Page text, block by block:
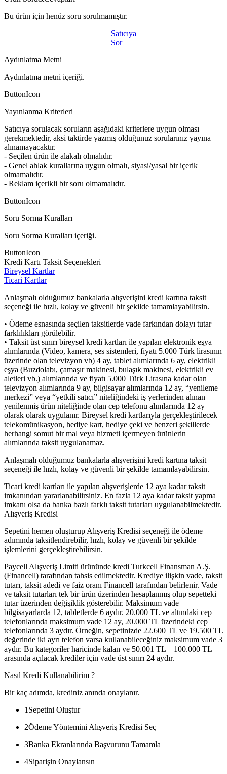
Bu ürün için henüz soru sorulmamıştır.
Satıcıya
Sor
Aydınlatma Metni
Aydınlatma metni içeriği.
ButtonIcon
Yayınlanma Kriterleri
Satıcıya sorulacak soruların aşağıdaki kriterlere uygun olması
gerekmektedir, aksi taktirde yazmış olduğunuz sorularınız yayına
alınamayacaktır.
- Seçilen ürün ile alakalı olmalıdır.
- Genel ahlak kurallarına uygun olmalı, siyasi/yasal bir içerik
olmamalıdır.
- Reklam içerikli bir soru olmamalıdır.
ButtonIcon
Soru Sorma Kuralları
Soru Sorma Kuralları içeriği.
ButtonIcon
Kredi Kartı Taksit Seçenekleri
Bireysel Kartlar
Ticari Kartlar
Anlaşmalı olduğumuz bankalarla alışverişini kredi kartına taksit
seçeneği ile hızlı, kolay ve güvenli bir şekilde tamamlayabilirsin.
• Ödeme esnasında seçilen taksitlerde vade farkından dolayı tutar
farklılıkları görülebilir.
• Taksit üst sınırı bireysel kredi kartları ile yapılan elektronik eşya
alımlarında (Video, kamera, ses sistemleri, fiyatı 5.000 Türk lirasının
üzerinde olan televizyon vb) 4 ay, tablet alımlarında 6 ay, elektrikli
eşya (Buzdolabı, çamaşır makinesi, bulaşık makinesi, elektrikli ev
aletleri vb.) alımlarında ve fiyatı 5.000 Türk Lirasına kadar olan
televizyon alımlarında 9 ay, bilgisayar alımlarında 12 ay, “yenileme
merkezi” veya “yetkili satıcı” niteliğindeki iş yerlerinden alınan
yenilenmiş ürün niteliğinde olan cep telefonu alımlarında 12 ay
olarak olarak uygulanır. Bireysel kredi kartlarıyla gerçekleştirilecek
telekomünikasyon, hediye kart, hediye çeki ve benzeri şekillerde
herhangi somut bir mal veya hizmeti içermeyen ürünlerin
alımlarında taksit uygulanamaz.
Anlaşmalı olduğumuz bankalarla alışverişini kredi kartına taksit
seçeneği ile hızlı, kolay ve güvenli bir şekilde tamamlayabilirsin.
Ticari kredi kartları ile yapılan alışverişlerde 12 aya kadar taksit
imkanından yararlanabilirsiniz. En fazla 12 aya kadar taksit yapma
imkanı olsa da banka bazlı farklı taksit tutarları uygulanabilmektedir.
Alışveriş Kredisi
Sepetini hemen oluşturup Alışveriş Kredisi seçeneği ile ödeme
adımında taksitlendirebilir, hızlı, kolay ve güvenli bir şekilde
işlemlerini gerçekleştirebilirsin.
Paycell Alışveriş Limiti ürününde kredi Turkcell Finansman A.Ş.
(Financell) tarafından tahsis edilmektedir. Krediye ilişkin vade, taksit
tutarı, taksit adedi ve faiz oranı Financell tarafından belirlenir. Vade
ve taksit tutarları tek bir ürün üzerinden hesaplanmış olup sepetteki
tutar üzerinden değişiklik gösterebilir. Maksimum vade
bilgisayarlarda 12, tabletlerde 6 aydır. 20.000 TL ve altındaki cep
telefonlarında maksimum vade 12 ay, 20.000 TL üzerindeki cep
telefonlarında 3 aydır. Örneğin, sepetinizde 22.600 TL ve 19.500 TL
değerinde iki ayrı telefon varsa kullanabileceğiniz maksimum vade 3
aydır. Bu kategoriler haricinde kalan ve 50.001 TL – 100.000 TL
arasında açılacak krediler için vade üst sınırı 24 aydır.
Nasıl Kredi Kullanabilirim ?
Bir kaç adımda, krediniz anında onaylanır.
1 Sepetini Oluştur
2Ödeme Yöntemini Alışveriş Kredisi Seç
3Banka Ekranlarında Başvurunu Tamamla
4Siparişin Onaylansın